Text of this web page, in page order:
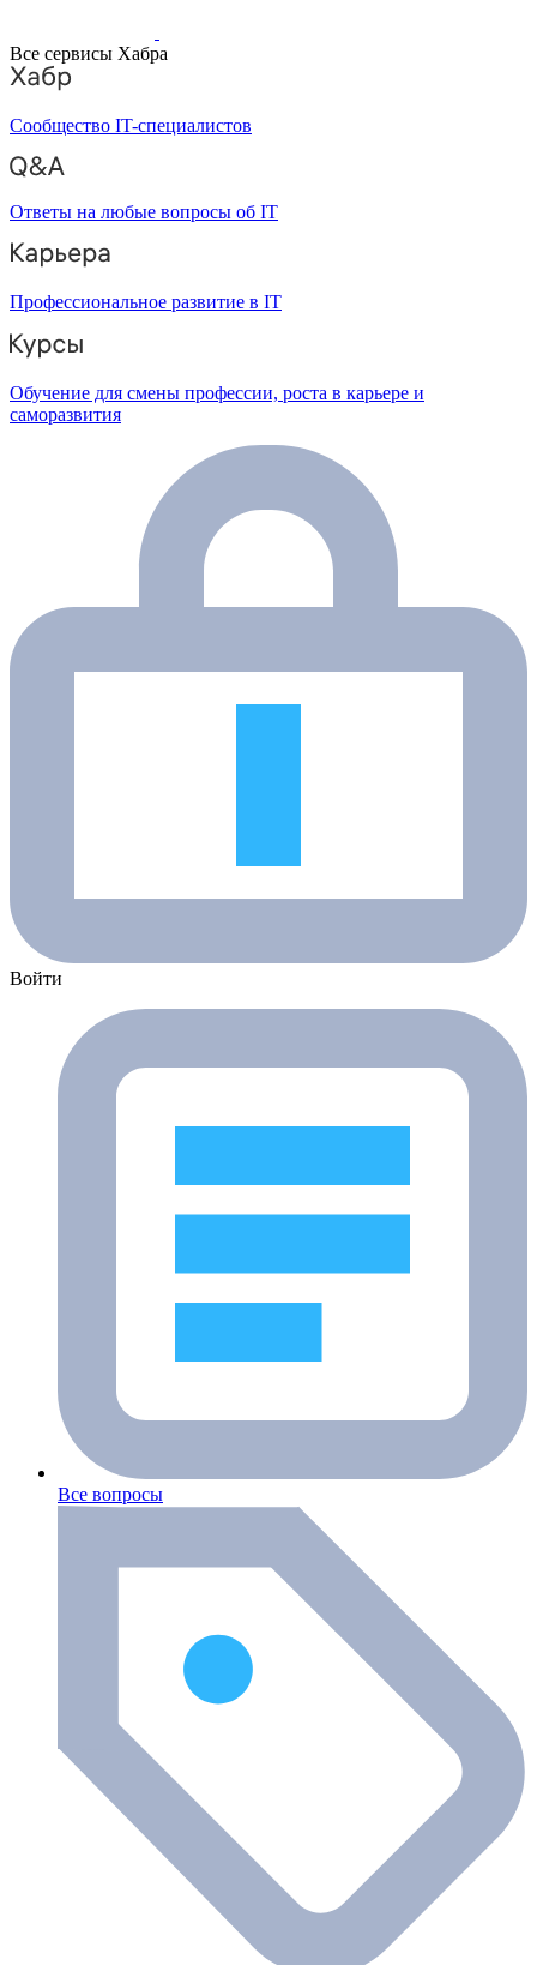
Все сервисы Хабра
Сообщество IT-специалистов
Ответы на любые вопросы об IT
Профессиональное развитие в IT
Обучение для смены профессии, роста в карьере и
саморазвития
Войти
Все вопросы